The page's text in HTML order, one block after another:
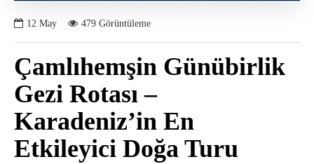
12 May 479 Görüntüleme
Çamlıhemşin Günübirlik
Gezi Rotası –
Karadeniz’in En
Etkileyici Doğa Turu